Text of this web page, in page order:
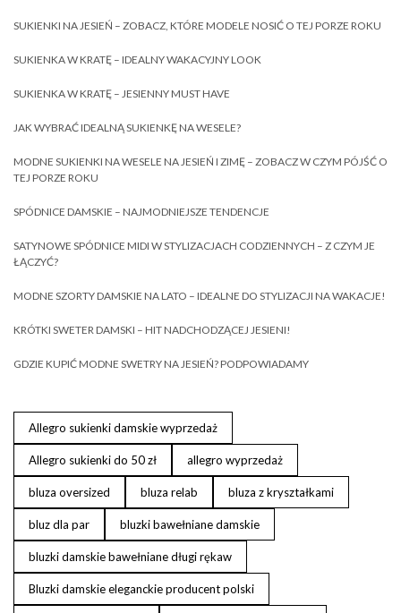
SUKIENKI NA JESIEŃ – ZOBACZ, KTÓRE MODELE NOSIĆ O TEJ PORZE ROKU
SUKIENKA W KRATĘ – IDEALNY WAKACYJNY LOOK
SUKIENKA W KRATĘ – JESIENNY MUST HAVE
JAK WYBRAĆ IDEALNĄ SUKIENKĘ NA WESELE?
MODNE SUKIENKI NA WESELE NA JESIEŃ I ZIMĘ – ZOBACZ W CZYM PÓJŚĆ O
TEJ PORZE ROKU
SPÓDNICE DAMSKIE – NAJMODNIEJSZE TENDENCJE
SATYNOWE SPÓDNICE MIDI W STYLIZACJACH CODZIENNYCH – Z CZYM JE
ŁĄCZYĆ?
MODNE SZORTY DAMSKIE NA LATO – IDEALNE DO STYLIZACJI NA WAKACJE!
KRÓTKI SWETER DAMSKI – HIT NADCHODZĄCEJ JESIENI!
GDZIE KUPIĆ MODNE SWETRY NA JESIEŃ? PODPOWIADAMY
Allegro sukienki damskie wyprzedaż
Allegro sukienki do 50 zł allegro wyprzedaż
bluza oversized bluza relab bluza z kryształkami
bluz dla par bluzki bawełniane damskie
bluzki damskie bawełniane długi rękaw
Bluzki damskie eleganckie producent polski